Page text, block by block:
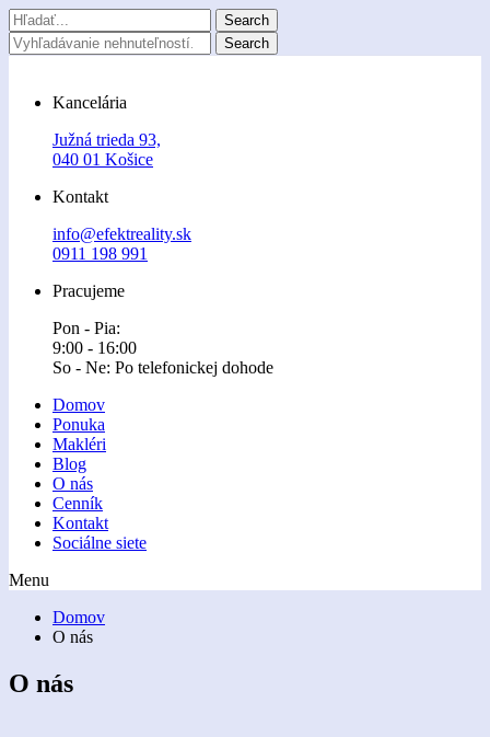
Kancelária
Južná trieda 93,
040 01 Košice
Kontakt
info@efektreality.sk
0911 198 991
Pracujeme
Pon - Pia:
9:00 - 16:00
So - Ne: Po telefonickej dohode
Domov
Ponuka
Makléri
Blog
O nás
Cenník
Kontakt
Sociálne siete
Menu
Domov
O nás
O nás